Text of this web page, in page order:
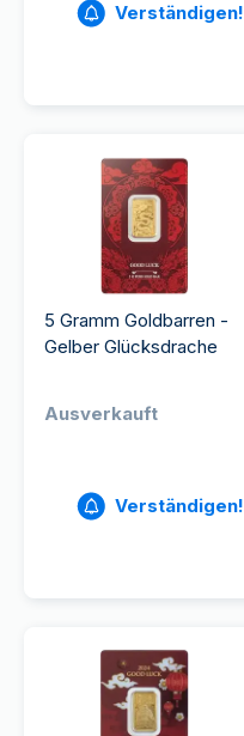
Verständigen!
5 Gramm Goldbarren -
Gelber Glücksdrache
Ausverkauft
Verständigen!